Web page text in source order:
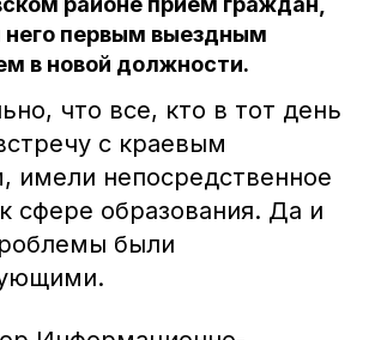
него первым выездным
в новой должности.
что все, кто в тот день
с краевым
имели непосредственное
сфере образования. Да и
были